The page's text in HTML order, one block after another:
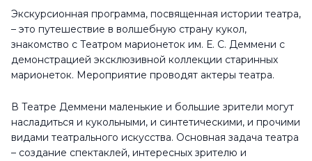
Экскурсионная программа, посвященная истории театра,
– это путешествие в волшебную страну кукол,
знакомство с Театром марионеток им. Е. С. Деммени с
демонстрацией эксклюзивной коллекции старинных
марионеток. Мероприятие проводят актеры театра.
В Театре Деммени маленькие и большие зрители могут
насладиться и кукольными, и синтетическими, и прочими
видами театрального искусства. Основная задача театра
– создание спектаклей, интересных зрителю и